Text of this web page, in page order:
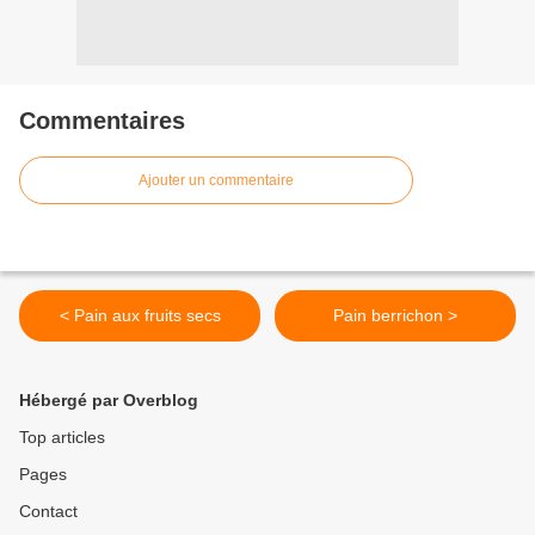
Commentaires
Ajouter un commentaire
< Pain aux fruits secs Pain berrichon >
Hébergé par Overblog
Top articles
Pages
Contact